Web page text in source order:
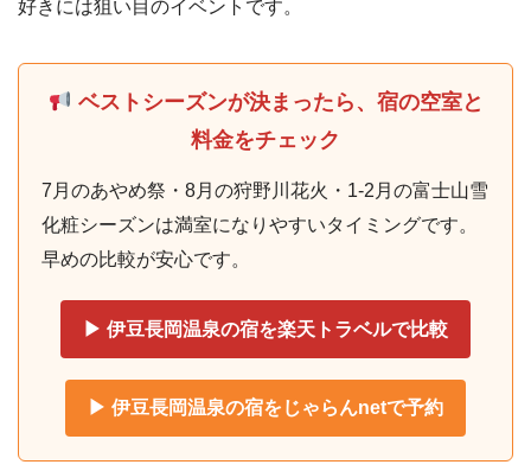
好きには狙い目のイベントです。
ベストシーズンが決まったら、宿の空室と
料金をチェック
7月のあやめ祭・8月の狩野川花火・1-2月の富士山雪
化粧シーズンは満室になりやすいタイミングです。
早めの比較が安心です。
▶ 伊豆長岡温泉の宿を楽天トラベルで比較
▶ 伊豆長岡温泉の宿をじゃらんnetで予約